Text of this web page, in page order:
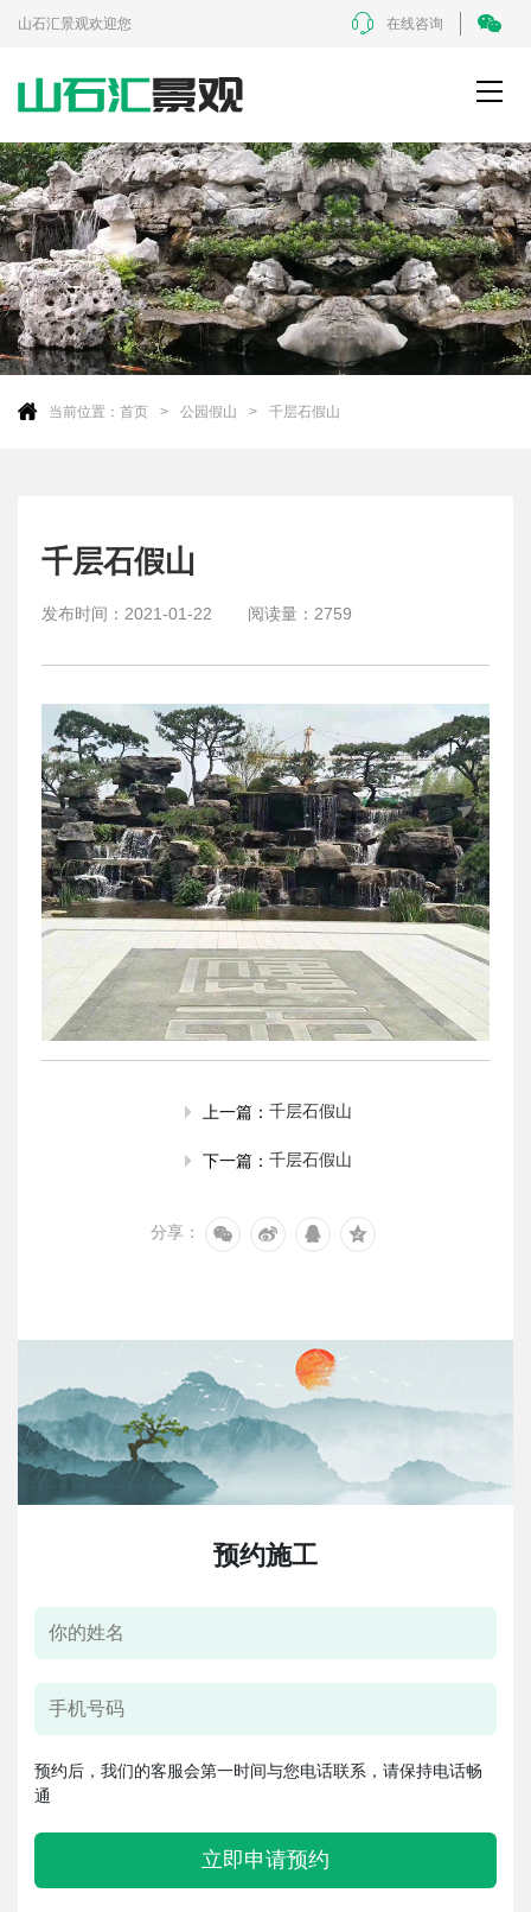
山石汇景观欢迎您 在线咨询
当前位置： 首页 公园假山 千层石假山
预约施工
预约后，我们的客服会第一时间与您电话联系，请保持电话畅
通
立即申请预约
千层石假山
发布时间： 2021-01-22 阅读量： 2759
上一篇： 千层石假山
下一篇： 千层石假山
分享：